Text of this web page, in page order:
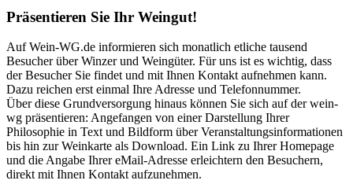
Präsentieren Sie Ihr Weingut!
Auf Wein-WG.de informieren sich monatlich etliche tausend
Besucher über Winzer und Weingüter. Für uns ist es wichtig, dass
der Besucher Sie findet und mit Ihnen Kontakt aufnehmen kann.
Dazu reichen erst einmal Ihre Adresse und Telefonnummer.
Über diese Grundversorgung hinaus können Sie sich auf der wein-
wg präsentieren: Angefangen von einer Darstellung Ihrer
Philosophie in Text und Bildform über Veranstaltungsinformationen
bis hin zur Weinkarte als Download. Ein Link zu Ihrer Homepage
und die Angabe Ihrer eMail-Adresse erleichtern den Besuchern,
direkt mit Ihnen Kontakt aufzunehmen.